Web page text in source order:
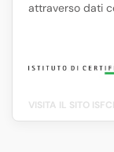
attraverso dati
VISITA IL SITO